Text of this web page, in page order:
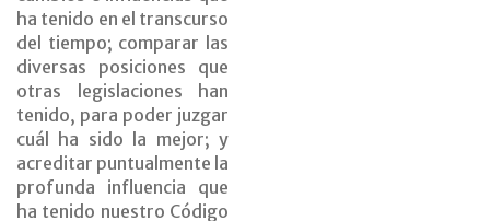
ha tenido en el transcurso
del tiempo; comparar las
diversas posiciones que
otras legislaciones han
tenido, para poder juzgar
cuál ha sido la mejor; y
acreditar puntualmente la
profunda influencia que
ha tenido nuestro Código